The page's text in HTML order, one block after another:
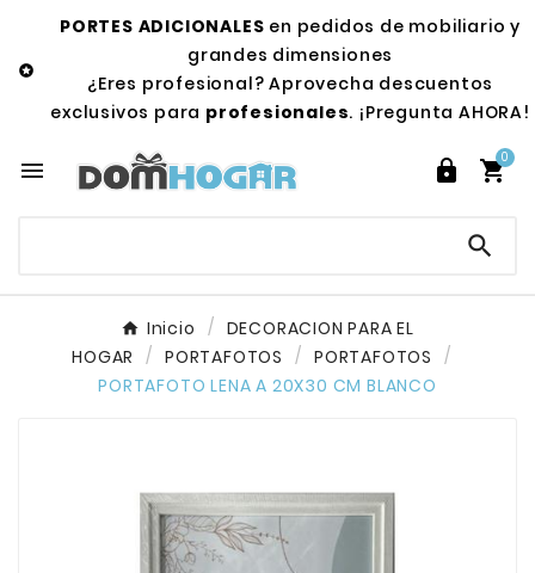

PORTES ADICIONALES en pedidos de mobiliario y
grandes dimensiones
¿Eres profesional? Aprovecha descuentos
exclusivos para profesionales. ¡Pregunta AHORA!
  
0

Inicio
DECORACION PARA EL
HOGAR
PORTAFOTOS
PORTAFOTOS
PORTAFOTO LENA A 20X30 CM BLANCO